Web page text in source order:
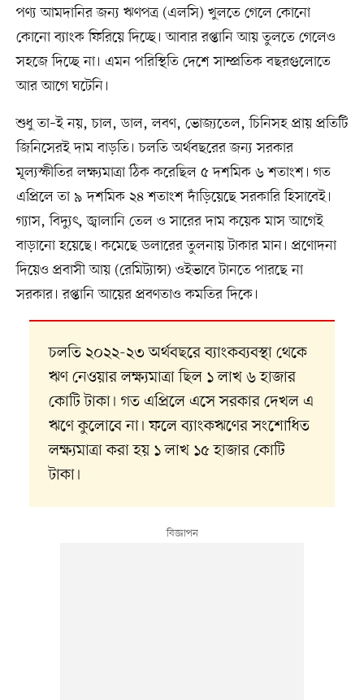
পণ্য আমদানির জন্য ঋণপত্র (এলসি) খুলতে গেলে কোনো
কোনো ব্যাংক ফিরিয়ে দিচ্ছে। আবার রপ্তানি আয় তুলতে গেলেও
সহজে দিচ্ছে না। এমন পরিস্থিতি দেশে সাম্প্রতিক বছরগুলোতে
আর আগে ঘটেনি।
শুধু তা–ই নয়, চাল, ডাল, লবণ, ভোজ্যতেল, চিনিসহ প্রায় প্রতিটি
জিনিসেরই দাম বাড়তি। চলতি অর্থবছরের জন্য সরকার
মূল্যস্ফীতির লক্ষ্যমাত্রা ঠিক করেছিল ৫ দশমিক ৬ শতাংশ। গত
এপ্রিলে তা ৯ দশমিক ২৪ শতাংশ দাঁড়িয়েছে সরকারি হিসাবেই।
গ্যাস, বিদ্যুৎ, জ্বালানি তেল ও সারের দাম কয়েক মাস আগেই
বাড়ানো হয়েছে। কমেছে ডলারের তুলনায় টাকার মান। প্রণোদনা
দিয়েও প্রবাসী আয় (রেমিট্যান্স) ওইভাবে টানতে পারছে না
সরকার। রপ্তানি আয়ের প্রবণতাও কমতির দিকে।
চলতি ২০২২-২৩ অর্থবছরে ব্যাংকব্যবস্থা থেকে
ঋণ নেওয়ার লক্ষ্যমাত্রা ছিল ১ লাখ ৬ হাজার
কোটি টাকা। গত এপ্রিলে এসে সরকার দেখল এ
ঋণে কুলোবে না। ফলে ব্যাংকঋণের সংশোধিত
লক্ষ্যমাত্রা করা হয় ১ লাখ ১৫ হাজার কোটি
টাকা।